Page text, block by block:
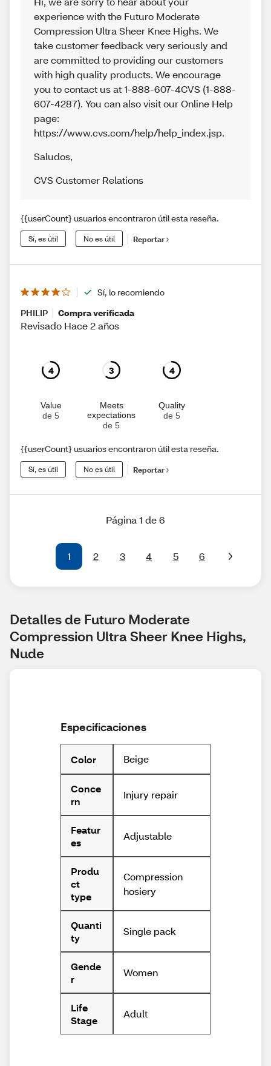
experience with the Futuro Moderate
Compression Ultra Sheer Knee Highs. We
take customer feedback very seriously and
are committed to providing our customers
with high quality products. We encourage
you to contact us at 1-888-607-4CVS (1-888-
607-4287). You can also visit our Online Help
page:
https://www.cvs.com/help/help_index.jsp.
Saludos,
CVS Customer Relations
{{userCount} usuarios encontraron útil esta reseña.
Sí, es útil No es útil Reportar
Sí, lo recomiendo
PHILIP
Compra verificada
Revisado Hace 2 años
4
Value
de 5
3
Meets
expectations
de 5
4
Quality
de 5
{{userCount} usuarios encontraron útil esta reseña.
Sí, es útil No es útil Reportar
Página 1 de 6
1 2 3 4 5 6
Detalles de Futuro Moderate
Compression Ultra Sheer Knee Highs,
Nude
Especificaciones
Color Beige
Conce
rn
Injury repair
Featur
es
Adjustable
Produ
ct
type
Compression
hosiery
Quanti
ty
Single pack
Gende
r
Women
Life
Stage
Adult